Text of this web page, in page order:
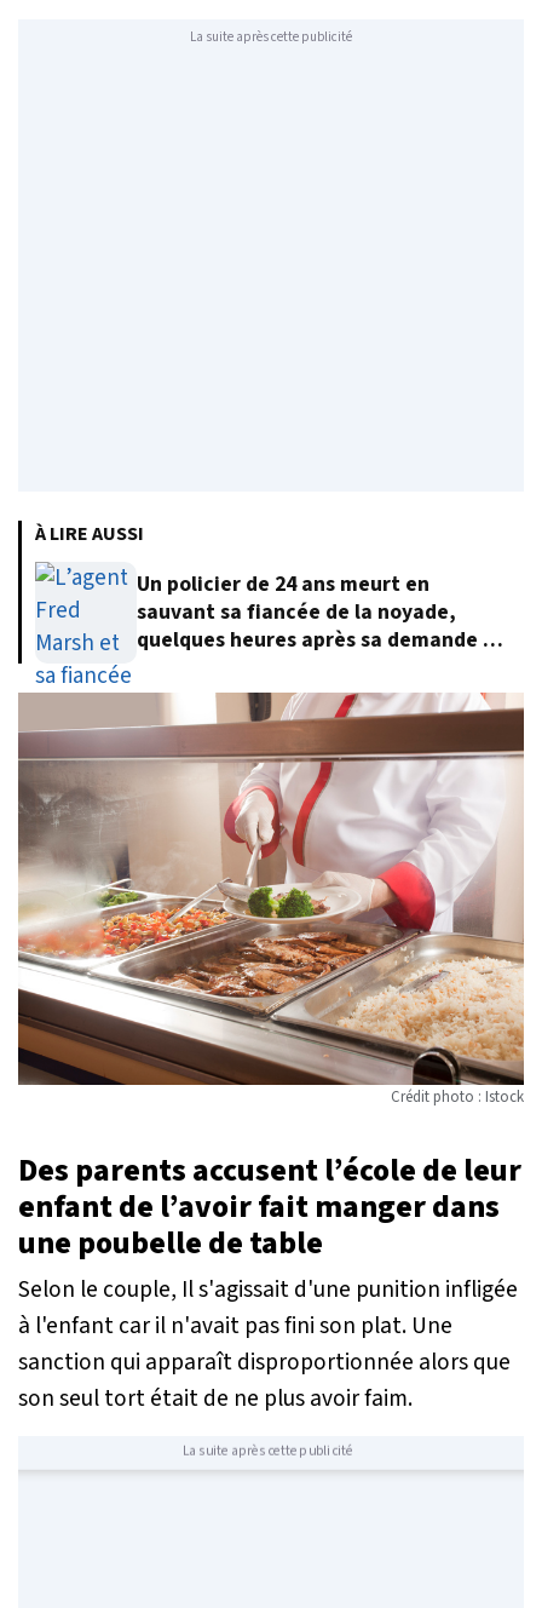
La suite après cette publicité
À LIRE AUSSI
Un policier de 24 ans meurt en
sauvant sa fiancée de la noyade,
quelques heures après sa demande en
Crédit photo : Istock
Des parents accusent l’école de leur
enfant de l’avoir fait manger dans
une poubelle de table
Selon le couple, Il s'agissait d'une punition infligée
à l'enfant car il n'avait pas fini son plat. Une
sanction qui apparaît disproportionnée alors que
son seul tort était de ne plus avoir faim.
La suite après cette publicité